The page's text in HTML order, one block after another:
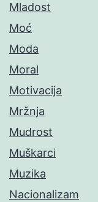
Mladost
Moć
Moda
Moral
Motivacija
Mržnja
Mudrost
Muškarci
Muzika
Nacionalizam